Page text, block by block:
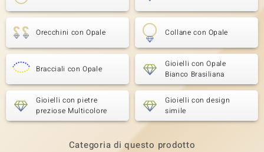
Orecchini con Opale Collane con Opale
Bracciali con Opale
Gioielli con Opale
Bianco Brasiliana
Gioielli con pietre
preziose Multicolore
Gioielli con design
simile
Categoria di questo prodotto